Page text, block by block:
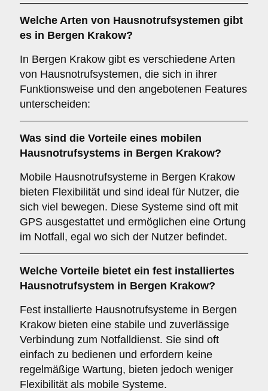
Welche Arten von Hausnotrufsystemen gibt
es in Bergen Krakow?
In Bergen Krakow gibt es verschiedene Arten
von Hausnotrufsystemen, die sich in ihrer
Funktionsweise und den angebotenen Features
unterscheiden:
Was sind die Vorteile eines mobilen
Hausnotrufsystems in Bergen Krakow?
Mobile Hausnotrufsysteme in Bergen Krakow
bieten Flexibilität und sind ideal für Nutzer, die
sich viel bewegen. Diese Systeme sind oft mit
GPS ausgestattet und ermöglichen eine Ortung
im Notfall, egal wo sich der Nutzer befindet.
Welche Vorteile bietet ein fest installiertes
Hausnotrufsystem in Bergen Krakow?
Fest installierte Hausnotrufsysteme in Bergen
Krakow bieten eine stabile und zuverlässige
Verbindung zum Notfalldienst. Sie sind oft
einfach zu bedienen und erfordern keine
regelmäßige Wartung, bieten jedoch weniger
Flexibilität als mobile Systeme.